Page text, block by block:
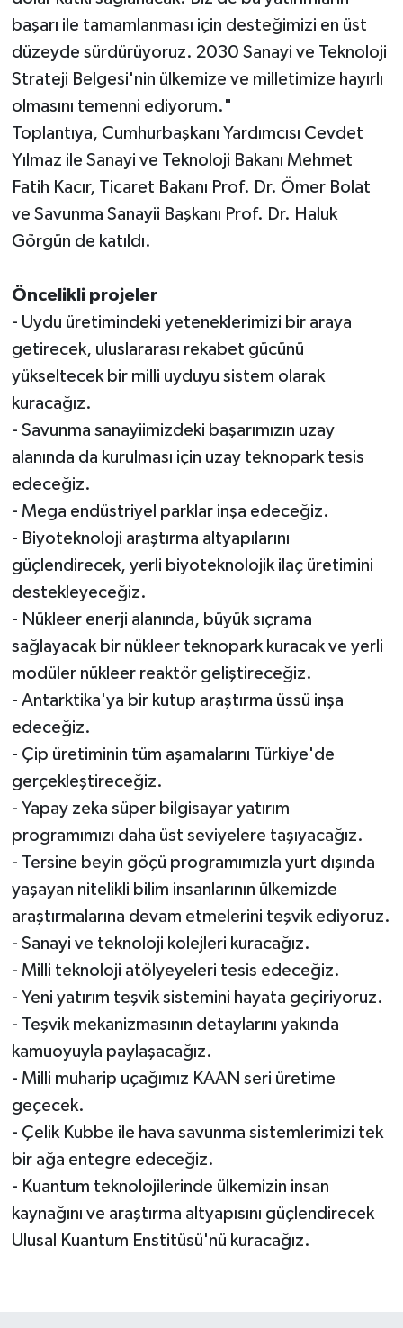
başarı ile tamamlanması için desteğimizi en üst
düzeyde sürdürüyoruz. 2030 Sanayi ve Teknoloji
Strateji Belgesi'nin ülkemize ve milletimize hayırlı
olmasını temenni ediyorum."
Toplantıya, Cumhurbaşkanı Yardımcısı Cevdet
Yılmaz ile Sanayi ve Teknoloji Bakanı Mehmet
Fatih Kacır, Ticaret Bakanı Prof. Dr. Ömer Bolat
ve Savunma Sanayii Başkanı Prof. Dr. Haluk
Görgün de katıldı.
Öncelikli projeler
- Uydu üretimindeki yeteneklerimizi bir araya
getirecek, uluslararası rekabet gücünü
yükseltecek bir milli uyduyu sistem olarak
kuracağız.
- Savunma sanayiimizdeki başarımızın uzay
alanında da kurulması için uzay teknopark tesis
edeceğiz.
- Mega endüstriyel parklar inşa edeceğiz.
- Biyoteknoloji araştırma altyapılarını
güçlendirecek, yerli biyoteknolojik ilaç üretimini
destekleyeceğiz.
- Nükleer enerji alanında, büyük sıçrama
sağlayacak bir nükleer teknopark kuracak ve yerli
modüler nükleer reaktör geliştireceğiz.
- Antarktika'ya bir kutup araştırma üssü inşa
edeceğiz.
- Çip üretiminin tüm aşamalarını Türkiye'de
gerçekleştireceğiz.
- Yapay zeka süper bilgisayar yatırım
programımızı daha üst seviyelere taşıyacağız.
- Tersine beyin göçü programımızla yurt dışında
yaşayan nitelikli bilim insanlarının ülkemizde
araştırmalarına devam etmelerini teşvik ediyoruz.
- Sanayi ve teknoloji kolejleri kuracağız.
- Milli teknoloji atölyeyeleri tesis edeceğiz.
- Yeni yatırım teşvik sistemini hayata geçiriyoruz.
- Teşvik mekanizmasının detaylarını yakında
kamuoyuyla paylaşacağız.
- Milli muharip uçağımız KAAN seri üretime
geçecek.
- Çelik Kubbe ile hava savunma sistemlerimizi tek
bir ağa entegre edeceğiz.
- Kuantum teknolojilerinde ülkemizin insan
kaynağını ve araştırma altyapısını güçlendirecek
Ulusal Kuantum Enstitüsü'nü kuracağız.